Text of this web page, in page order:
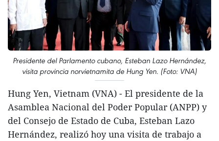
Presidente del Parlamento cubano, Esteban Lazo Hernández,
visita provincia norvietnamita de Hung Yen. (Foto: VNA)
Hung Yen, Vietnam (VNA) - El presidente de la
Asamblea Nacional del Poder Popular (ANPP) y
del Consejo de Estado de Cuba, Esteban Lazo
Hernández, realizó hoy una visita de trabajo a